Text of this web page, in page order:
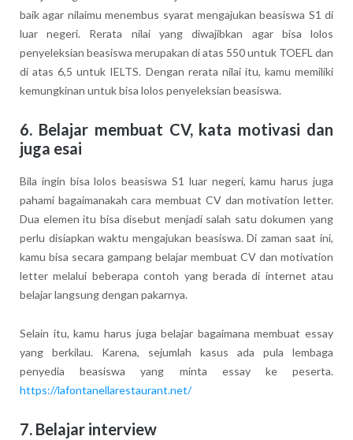
baik agar nilaimu menembus syarat mengajukan beasiswa S1 di
luar negeri. Rerata nilai yang diwajibkan agar bisa lolos
penyeleksian beasiswa merupakan di atas 550 untuk TOEFL dan
di atas 6,5 untuk IELTS. Dengan rerata nilai itu, kamu memiliki
kemungkinan untuk bisa lolos penyeleksian beasiswa.
6. Belajar membuat CV, kata motivasi dan
juga esai
Bila ingin bisa lolos beasiswa S1 luar negeri, kamu harus juga
pahami bagaimanakah cara membuat CV dan motivation letter.
Dua elemen itu bisa disebut menjadi salah satu dokumen yang
perlu disiapkan waktu mengajukan beasiswa. Di zaman saat ini,
kamu bisa secara gampang belajar membuat CV dan motivation
letter melalui beberapa contoh yang berada di internet atau
belajar langsung dengan pakarnya.
Selain itu, kamu harus juga belajar bagaimana membuat essay
yang berkilau. Karena, sejumlah kasus ada pula lembaga
penyedia beasiswa yang minta essay ke peserta.
https://lafontanellarestaurant.net/
7. Belajar interview